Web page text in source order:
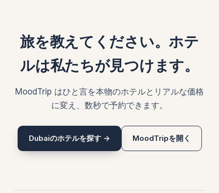
旅を教えてください。ホテ
ルは私たちが見つけます。
MoodTrip はひと言を本物のホテルとリアルな価格
に変え、数秒で予約できます。
Dubaiのホテルを探す → MoodTripを開く